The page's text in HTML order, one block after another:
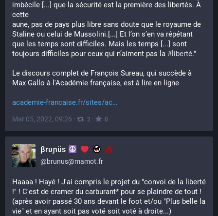
imbécile [...] que la sécurité est la première des libertés. À
cette
aune, pas de pays plus libre sans doute que le royaume de
Staline ou celui de Mussolini.[...] Et l’on s’en va répétant
que les temps sont difficiles. Mais les temps [...] sont
toujours difficiles pour ceux qui n’aiment pas la # liberté."
Le discours complet de François Sureau, qui succède à
Max Gallo à l'Académie française, est à lire en ligne
academie-francaise.fr/sites/ac
Mar 05, 2022, 09:26 · 2 · 0
βrυɲϋs
@brunus@mamot.fr
Haaaa ! Hayé ! J'ai compris le projet du "convoi de la liberté
!" ! C'est de cramer du carburant* pour se plaindre de tout !
(après avoir passé 30 ans devant le foot et/ou "Plus belle la
vie" et en ayant soit pas voté soit voté à droite...)